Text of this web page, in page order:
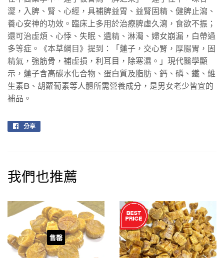
澀，入脾、腎、心經，具補脾益胃、益腎固精、健脾止瀉、
養心安神的功效。臨床上多用於治療脾虛久瀉，食欲不振；
還可治虛煩、心悸、失眠、遺精、淋濁、婦女崩漏，白帶過
多等症。《本草綱目》提到：「蓮子，交心腎，厚腸胃，固
精氣，強筋骨，補虛損，利耳目，除寒濕。」現代醫學顯
示，蓮子含高碳水化合物、蛋白質及脂肪、鈣、磷、鐵、維
生素B、胡蘿蔔素等人體所需營養成分，是男女老少皆宜的
補品。
分享
我們也推薦
售罄